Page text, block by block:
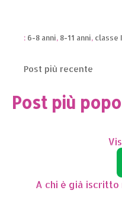
: 6-8 anni, 8-11 anni, classe
Post più recente
Post più
A chi è già